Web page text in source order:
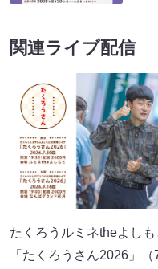
関連ライブ配信
たくろうルミネtheよし
「たくろうさん2026」